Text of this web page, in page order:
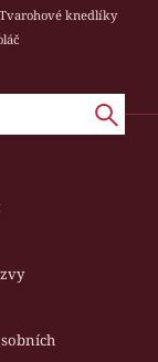
Tvarohové knedlíky